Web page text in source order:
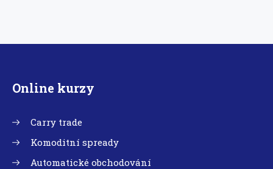
Online kurzy
Carry trade
Komoditní spready
Automatické obchodování